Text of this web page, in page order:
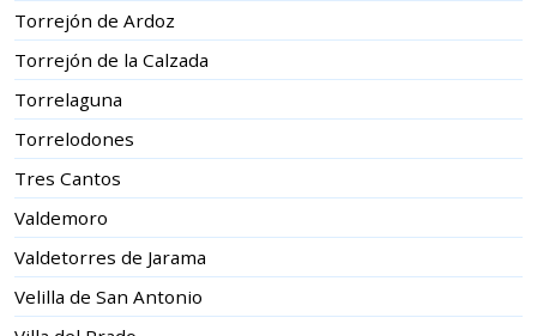
Torrejón de Ardoz
Torrejón de la Calzada
Torrelaguna
Torrelodones
Tres Cantos
Valdemoro
Valdetorres de Jarama
Velilla de San Antonio